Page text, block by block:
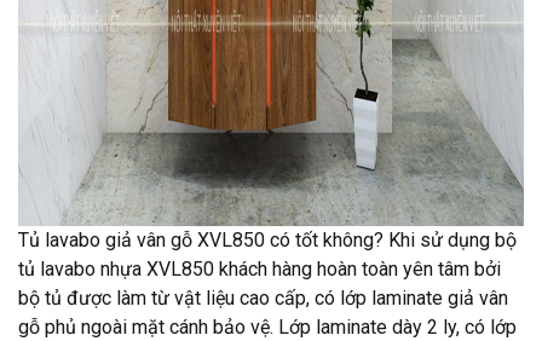
Tủ lavabo giả vân gỗ XVL850 có tốt không? Khi sử dụng bộ
tủ lavabo nhựa XVL850 khách hàng hoàn toàn yên tâm bởi
bộ tủ được làm từ vật liệu cao cấp, có lớp laminate giả vân
gỗ phủ ngoài mặt cánh bảo vệ. Lớp laminate dày 2 ly, có lớp